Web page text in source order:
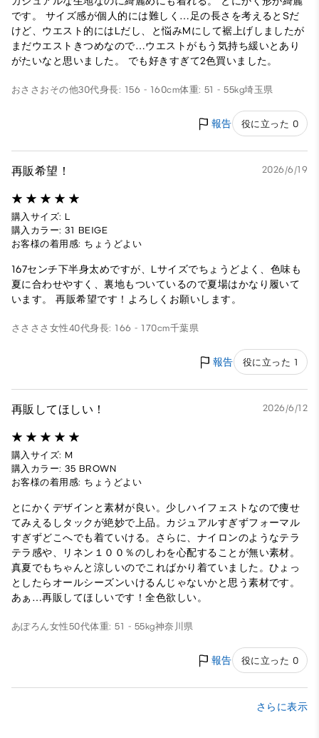
です。 サイズ感が個人的には難しく…足の長さを考えるとSだ
けど、ウエスト的にはLだし、と悩みMにして裾上げしましたが
まだウエストきつめなので…ウエストがもう気持ち緩いとあり
がたいなと思いました。 でも好きすぎて2色買いました。
おささお その他30代身長: 156 - 160cm体重: 51 - 55kg埼玉県
報告 役に立った 0
再販希望！ 2026/6/19
購入サイズ: L
購入カラー: 31 BEIGE
お客様の着用感: ちょうどよい
167センチ下半身太めですが、Lサイズでちょうどよく、色味も
夏に合わせやすく、裏地もついているので夏場はかなり履いて
います。 再販希望です！よろしくお願いします。
ささささ 女性40代身長: 166 - 170cm千葉県
報告 役に立った 1
再販してほしい！ 2026/6/12
購入サイズ: M
購入カラー: 35 BROWN
お客様の着用感: ちょうどよい
とにかくデザインと素材が良い。少しハイフェストなので痩せ
てみえるしタックが絶妙で上品。カジュアルすぎずフォーマル
すぎずどこへでも着ていける。さらに、ナイロンのようなテラ
テラ感や、リネン１００％のしわを心配することが無い素材。
真夏でもちゃんと涼しいのでこればかり着ていました。ひょっ
としたらオールシーズンいけるんじゃないかと思う素材です。
あぁ…再販してほしいです！全色欲しい。
あぽろん女性50代体重: 51 - 55kg神奈川県
報告 役に立った 0
さらに表示